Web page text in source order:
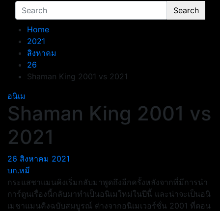
Search
Home
2021
สิงหาคม
26
Shaman King 2001 vs 2021
อนิเม
Shaman King 2001 vs
2021
26 สิงหาคม 2021
บก.หมี
กระแสชาแมนคิงเริ่มกลับมาพูดถึงอีกครั้งหลังจากที่มีการนำ
การ์ตูนเรื่องนี้กลับมาทำเป็นอนิเมใหม่ในปีนี้ และน่าจะเป็นอนิ
เมชาแมนคิงฉบับสมบูรณ์ ต่างจากอนิเมเวอร์ชั่น 2001 ที่ตอน